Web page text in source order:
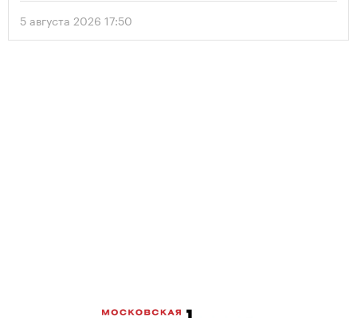
количества парковок в зависимости от площади квартир и
устанавливает переходный период для уже согласованных
проектов.
5 августа 2026 17:50